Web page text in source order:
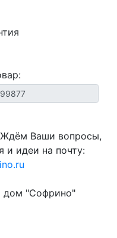
Ждём Ваши вопросы,
и идеи на почту:
дом "Софрино"